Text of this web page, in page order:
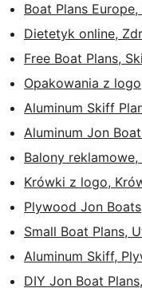
Boat Plans
Dietetyk online,
Free Boat Plans,
Opakowania z
Aluminum Skiff
Aluminum Jon
Balony
Krówki z logo,
Plywood Jon
Small Boat Plans,
Aluminum Skiff,
DIY Jon Boat